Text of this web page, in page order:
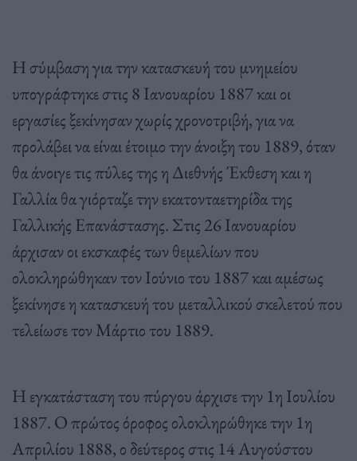
Η σύμβαση για την κατασκευή του μνημείου
υπογράφτηκε στις 8 Ιανουαρίου 1887 και οι
εργασίες ξεκίνησαν χωρίς χρονοτριβή, για να
προλάβει να είναι έτοιμο την άνοιξη του 1889, όταν
θα άνοιγε τις πύλες της η Διεθνής Έκθεση και η
Γαλλία θα γιόρταζε την εκατονταετηρίδα της
Γαλλικής Επανάστασης. Στις 26 Ιανουαρίου
άρχισαν οι εκσκαφές των θεμελίων που
ολοκληρώθηκαν τον Ιούνιο του 1887 και αμέσως
ξεκίνησε η κατασκευή του μεταλλικού σκελετού που
τελείωσε τον Μάρτιο του 1889.
Η εγκατάσταση του πύργου άρχισε την 1η Ιουλίου
1887. Ο πρώτος όροφος ολοκληρώθηκε την 1η
Απριλίου 1888, ο δεύτερος στις 14 Αυγούστου